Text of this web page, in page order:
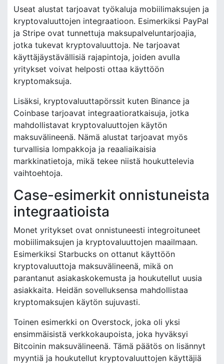
Useat alustat tarjoavat työkaluja mobiilimaksujen ja
kryptovaluuttojen integraatioon. Esimerkiksi PayPal
ja Stripe ovat tunnettuja maksupalveluntarjoajia,
jotka tukevat kryptovaluuttoja. Ne tarjoavat
käyttäjäystävällisiä rajapintoja, joiden avulla
yritykset voivat helposti ottaa käyttöön
kryptomaksuja.
Lisäksi, kryptovaluuttapörssit kuten Binance ja
Coinbase tarjoavat integraatioratkaisuja, jotka
mahdollistavat kryptovaluuttojen käytön
maksuvälineenä. Nämä alustat tarjoavat myös
turvallisia lompakkoja ja reaaliaikaisia
markkinatietoja, mikä tekee niistä houkuttelevia
vaihtoehtoja.
Case-esimerkit onnistuneista
integraatioista
Monet yritykset ovat onnistuneesti integroituneet
mobiilimaksujen ja kryptovaluuttojen maailmaan.
Esimerkiksi Starbucks on ottanut käyttöön
kryptovaluuttoja maksuvälineenä, mikä on
parantanut asiakaskokemusta ja houkutellut uusia
asiakkaita. Heidän sovelluksensa mahdollistaa
kryptomaksujen käytön sujuvasti.
Toinen esimerkki on Overstock, joka oli yksi
ensimmäisistä verkkokaupoista, joka hyväksyi
Bitcoinin maksuvälineenä. Tämä päätös on lisännyt
myyntiä ja houkutellut kryptovaluuttojen käyttäjiä